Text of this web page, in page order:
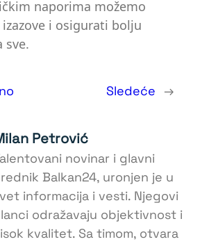
naporima možemo
izazove i osigurati bolju
sve.
Sledeće →
Petrović
novinar i glavni
Balkan24, uronjen je u
informacija i vesti. Njegovi
odražavaju objektivnost i
kvalitet. Sa timom, otvara